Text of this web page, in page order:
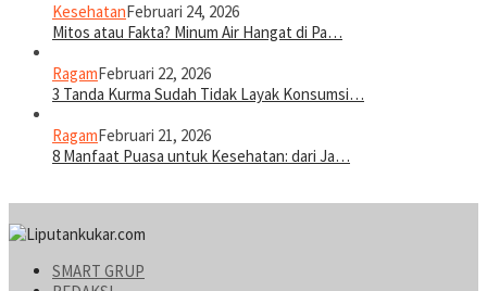
KesehatanFebruari 24, 2026
Mitos atau Fakta? Minum Air Hangat di Pa…
RagamFebruari 22, 2026
3 Tanda Kurma Sudah Tidak Layak Konsumsi…
RagamFebruari 21, 2026
8 Manfaat Puasa untuk Kesehatan: dari Ja…
SMART GRUP